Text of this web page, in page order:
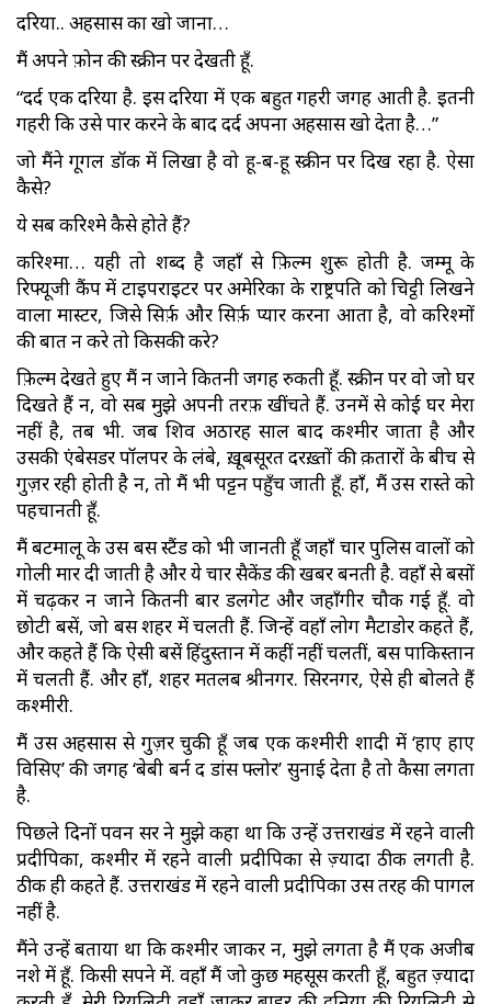
दरिया.. अहसास का खो जाना…
मैं अपने फ़ोन की स्क्रीन पर देखती हूँ.
“दर्द एक दरिया है. इस दरिया में एक बहुत गहरी जगह आती है. इतनी
गहरी कि उसे पार करने के बाद दर्द अपना अहसास खो देता है…”
जो मैंने गूगल डॉक में लिखा है वो हू-ब-हू स्क्रीन पर दिख रहा है. ऐसा
कैसे?
ये सब करिश्मे कैसे होते हैं?
करिश्मा… यही तो शब्द है जहाँ से फ़िल्म शुरू होती है. जम्मू के
रिफ्यूजी कैंप में टाइपराइटर पर अमेरिका के राष्ट्रपति को चिट्ठी लिखने
वाला मास्टर, जिसे सिर्फ़ और सिर्फ़ प्यार करना आता है, वो करिश्मों
की बात न करे तो किसकी करे?
फ़िल्म देखते हुए मैं न जाने कितनी जगह रुकती हूँ. स्क्रीन पर वो जो घर
दिखते हैं न, वो सब मुझे अपनी तरफ़ खींचते हैं. उनमें से कोई घर मेरा
नहीं है, तब भी. जब शिव अठारह साल बाद कश्मीर जाता है और
उसकी एंबेसडर पॉलपर के लंबे, ख़ूबसूरत दरख़्तों की क़तारों के बीच से
गुज़र रही होती है न, तो मैं भी पट्टन पहुँच जाती हूँ. हाँ, मैं उस रास्ते को
पहचानती हूँ.
मैं बटमालू के उस बस स्टैंड को भी जानती हूँ जहाँ चार पुलिस वालों को
गोली मार दी जाती है और ये चार सैकेंड की खबर बनती है. वहाँ से बसों
में चढ़कर न जाने कितनी बार डलगेट और जहाँगीर चौक गई हूँ. वो
छोटी बसें, जो बस शहर में चलती हैं. जिन्हें वहाँ लोग मैटाडोर कहते हैं,
और कहते हैं कि ऐसी बसें हिंदुस्तान में कहीं नहीं चलतीं, बस पाकिस्तान
में चलती हैं. और हाँ, शहर मतलब श्रीनगर. सिरनगर, ऐसे ही बोलते हैं
कश्मीरी.
मैं उस अहसास से गुज़र चुकी हूँ जब एक कश्मीरी शादी में ‘हाए हाए
विसिए’ की जगह ‘बेबी बर्न द डांस फ्लोर’ सुनाई देता है तो कैसा लगता
है.
पिछले दिनों पवन सर ने मुझे कहा था कि उन्हें उत्तराखंड में रहने वाली
प्रदीपिका, कश्मीर में रहने वाली प्रदीपिका से ज़्यादा ठीक लगती है.
ठीक ही कहते हैं. उत्तराखंड में रहने वाली प्रदीपिका उस तरह की पागल
नहीं है.
मैंने उन्हें बताया था कि कश्मीर जाकर न, मुझे लगता है मैं एक अजीब
नशे में हूँ. किसी सपने में. वहाँ मैं जो कुछ महसूस करती हूँ, बहुत ज़्यादा